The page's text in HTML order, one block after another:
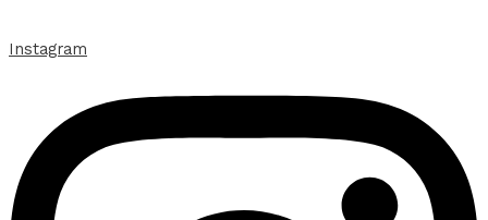
Instagram